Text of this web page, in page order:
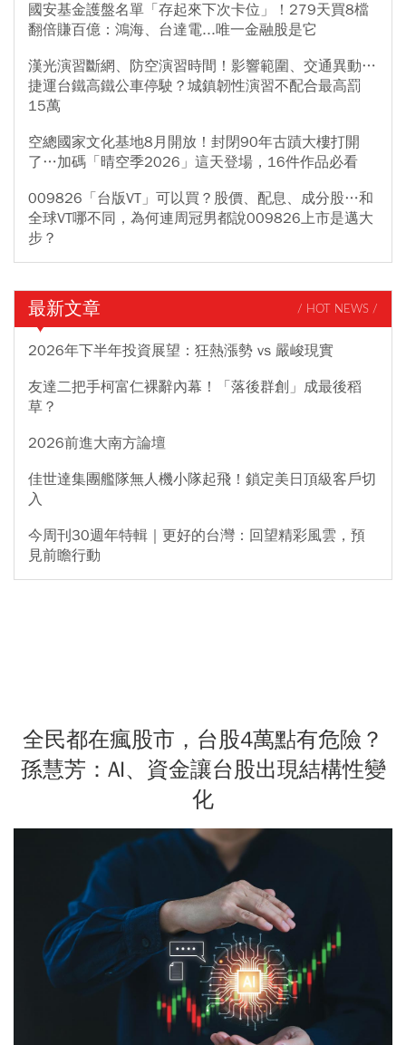
國安基金護盤名單「存起來下次卡位」！279天買8檔
翻倍賺百億：鴻海、台達電...唯一金融股是它
漢光演習斷網、防空演習時間！影響範圍、交通異動…
捷運台鐵高鐵公車停駛？城鎮韌性演習不配合最高罰
15萬
空總國家文化基地8月開放！封閉90年古蹟大樓打開
了…加碼「晴空季2026」這天登場，16件作品必看
009826「台版VT」可以買？股價、配息、成分股…和
全球VT哪不同，為何連周冠男都說009826上市是邁大
步？
最新文章 / HOT NEWS /
2026年下半年投資展望：狂熱漲勢 vs 嚴峻現實
友達二把手柯富仁裸辭內幕！「落後群創」成最後稻
草？
2026前進大南方論壇
佳世達集團艦隊無人機小隊起飛！鎖定美日頂級客戶切
入
今周刊30週年特輯｜更好的台灣：回望精彩風雲，預
見前瞻行動
全民都在瘋股市，台股4萬點有危險？
孫慧芳：AI、資金讓台股出現結構性變
化